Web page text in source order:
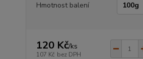
Hmotnost balení
120 Kč/ks
107 Kč bez DPH